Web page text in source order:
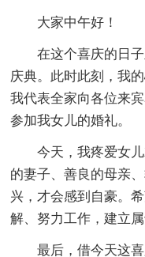
大家中午好！
在这个喜庆的日
庆典。此时此刻，我
我代表全家向各位来
参加我女儿的婚礼。
今天，我疼爱女
的妻子、善良的母亲
兴，才会感到自豪。
解、努力工作，建立
最后，借今天这